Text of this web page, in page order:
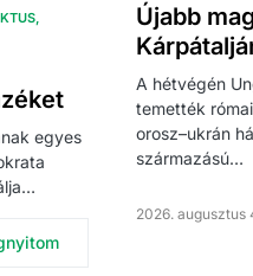
egyes
Újabb
A hétvégén
temették
orosz–ukrán
származású…
2026. augusztus